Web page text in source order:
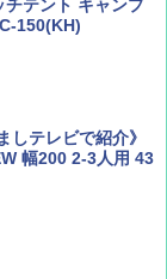
チテント キャンプ
150(KH)
しテレビで紹介》
幅200 2-3人用 43